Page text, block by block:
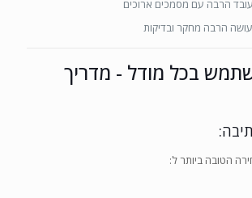
הרבה עם מסמכים ארוכים
הרבה מחקר ובדיקות
בכל מודל - מדריך
הטובה ביותר ל: